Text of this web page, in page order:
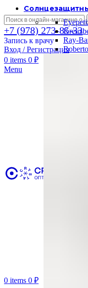
+7 (978) 273-85-33
Запись к врачу
Вход / Регистрация
0 items 0 ₽
Menu
0 items 0 ₽
Ray-